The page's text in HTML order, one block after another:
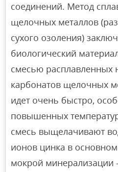
соединений. Метод
щелочных металлов
сухого озоления)
биологический
смесью расплавленных
карбонатов щелочных
идет очень быстро,
повышенных
смесь выщелачивают
ионов цинка в
мокрой минерализации